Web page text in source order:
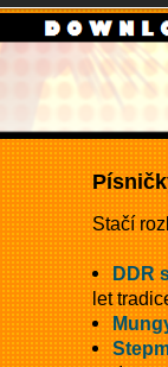
Stačí
DDR
let